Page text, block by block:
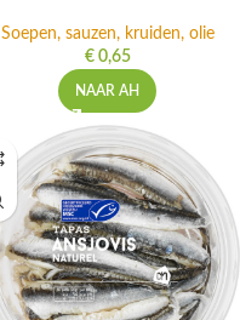
Soepen, sauzen, kruiden, olie
€0,65
NAAR AH